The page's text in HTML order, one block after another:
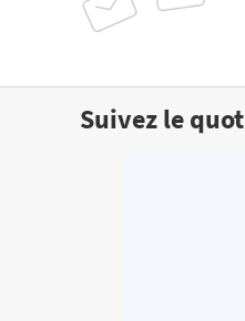
Suivez le